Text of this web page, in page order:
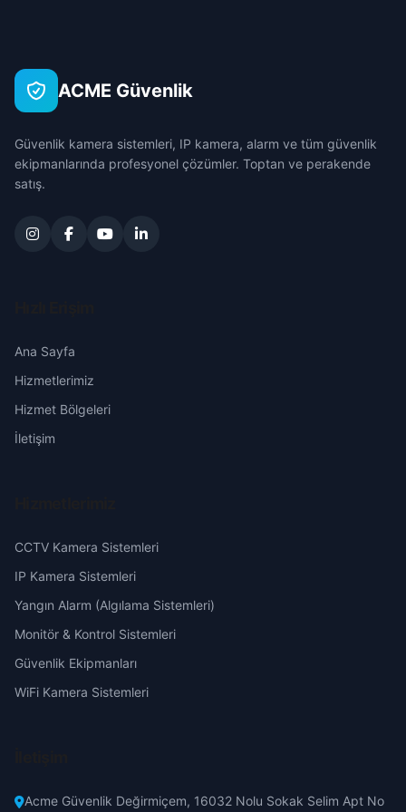
Çorum
Denizli
Edirne
Erzurum
Hakkari
Isparta
İzmir
Güdül
Kahramankazan
Mamak
Nallıhan
Sincan
Yenimahalle
Hacı Recep
Hacıveliçelebi
Şeker
ACME Güvenlik
Güvenlik kamera sistemleri, IP kamera, alarm ve tüm güvenlik
ekipmanlarında profesyonel çözümler. Toptan ve perakende
satış.
Ana Sayfa
Hizmetlerimiz
Hizmet Bölgeleri
İletişim
CCTV Kamera Sistemleri
IP Kamera Sistemleri
Yangın Alarm (Algılama Sistemleri)
Monitör & Kontrol Sistemleri
Güvenlik Ekipmanları
WiFi Kamera Sistemleri
Acme Güvenlik Değirmiçem, 16032 Nolu Sokak Selim Apt No